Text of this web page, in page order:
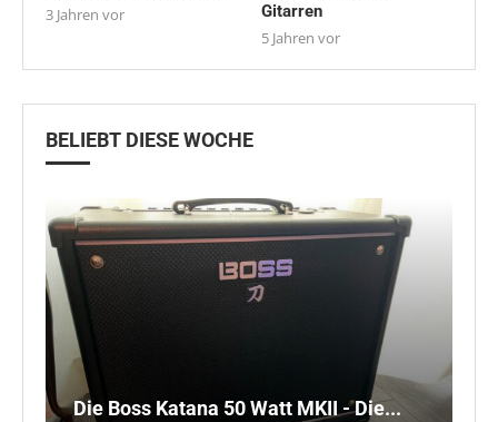
3 Jahren vor
Gitarren
5 Jahren vor
BELIEBT DIESE WOCHE
Die Boss Katana 50 Watt MKII - Die...